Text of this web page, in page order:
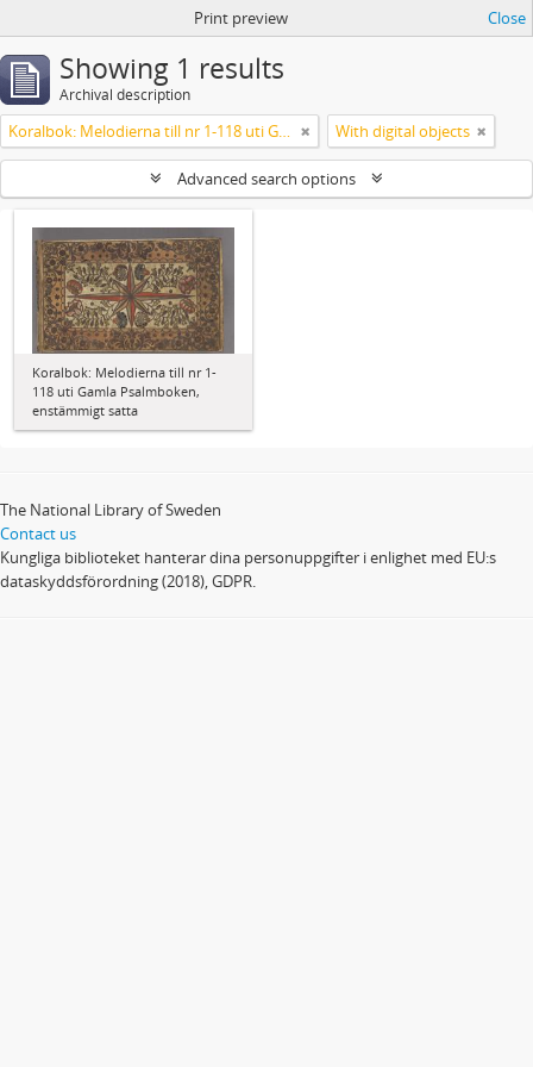
Print preview Close
Showing 1 results
Archival description
Koralbok: Melodierna till nr 1-118 uti Gamla Psalmboken, enstämmigt satta With digital objects
Advanced search options
Koralbok: Melodierna till nr 1-
118 uti Gamla Psalmboken,
enstämmigt satta
The National Library of Sweden
Contact us
Kungliga biblioteket hanterar dina personuppgifter i enlighet med EU:s
dataskyddsförordning (2018), GDPR.